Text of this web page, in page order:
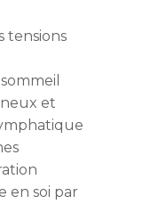
tensions
et
en soi par